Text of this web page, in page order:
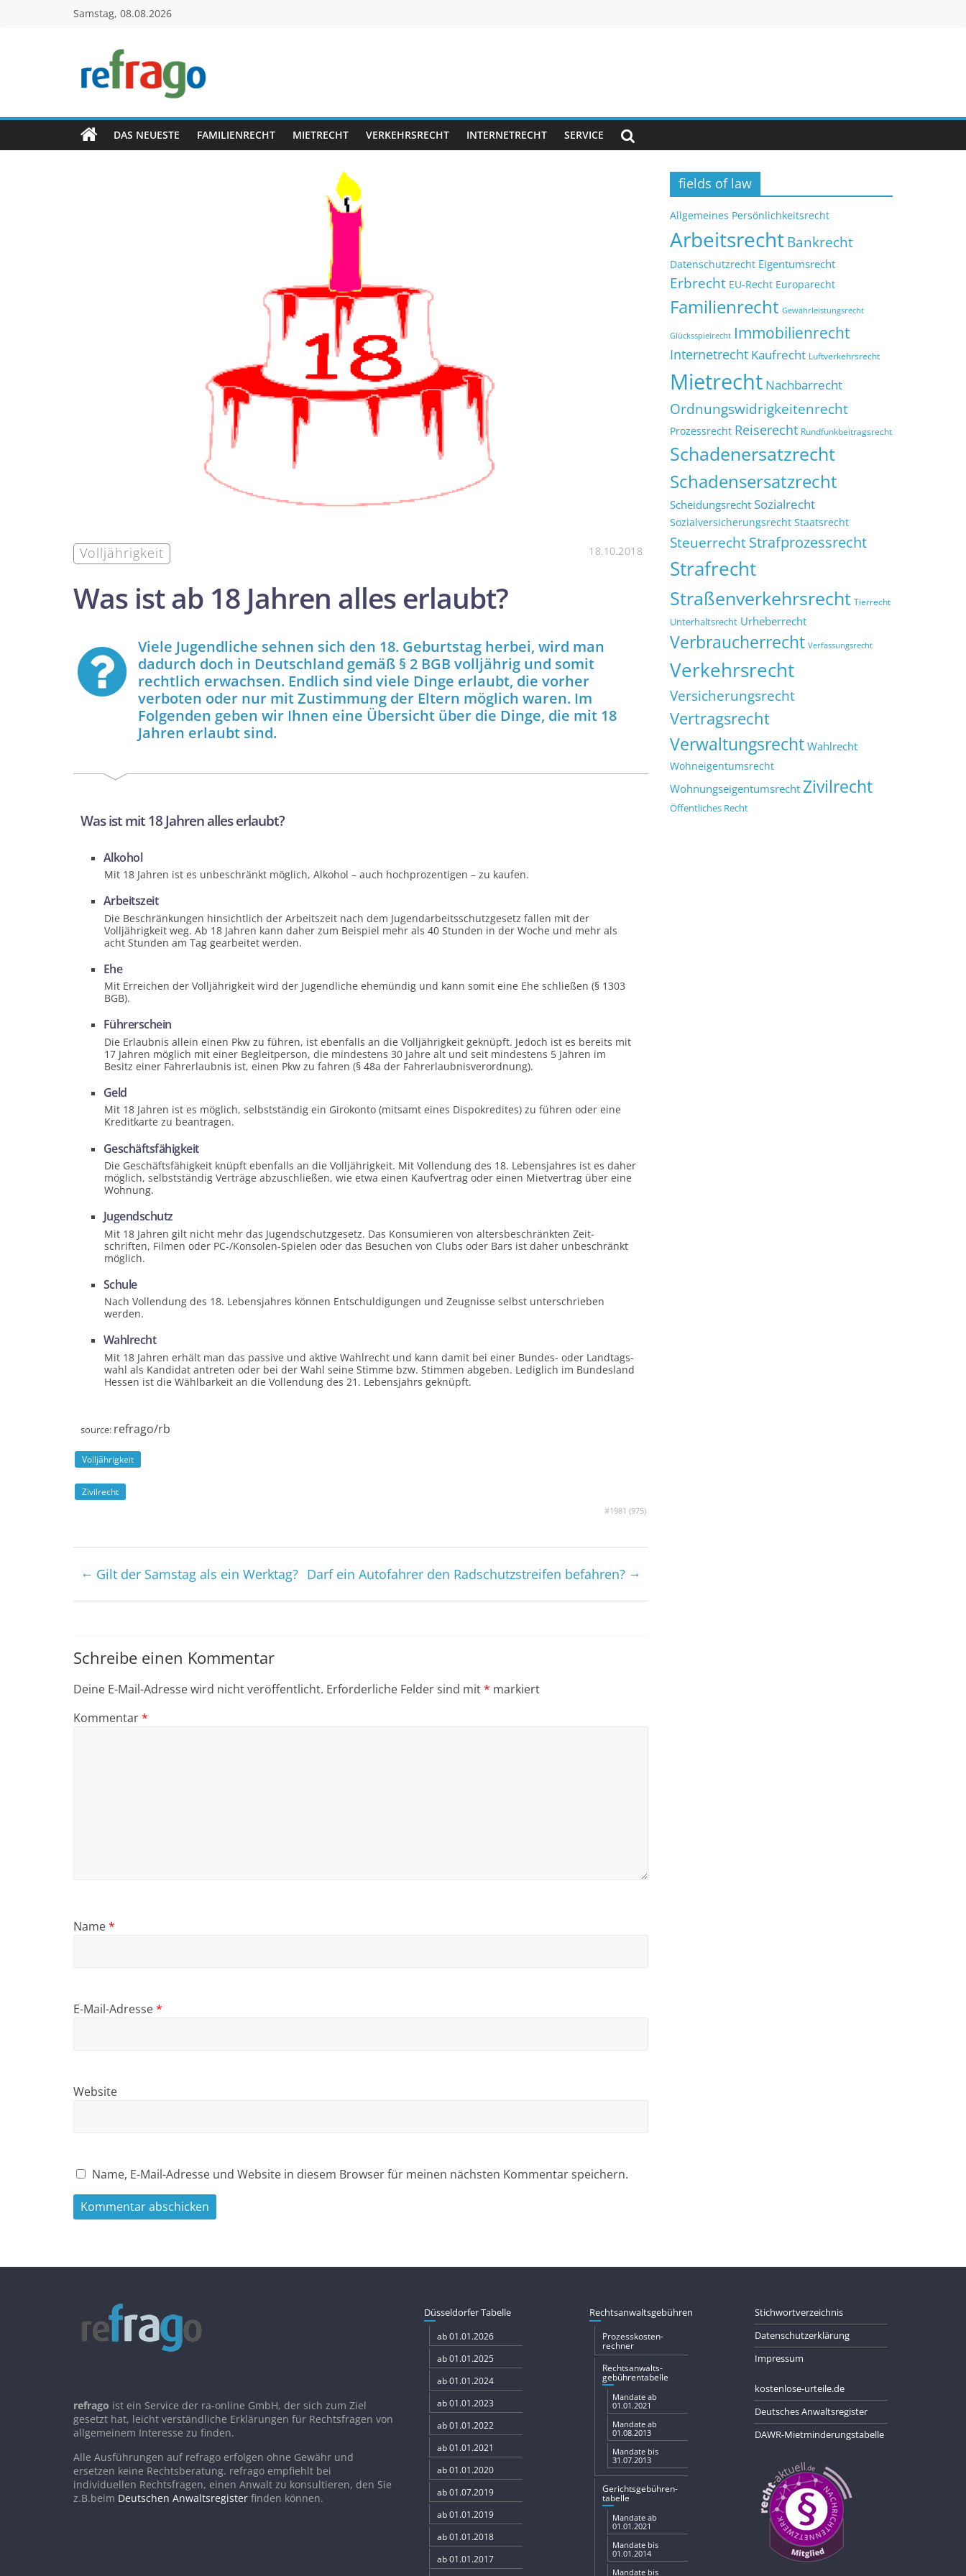
Samstag, 08.08.2026
refrago
Rechtsfragen
online
verständlich
DAS NEUESTE FAMILIENRECHT MIETRECHT VERKEHRSRECHT INTERNETRECHT SERVICE
Volljährigkeit 18.10.2018
Was ist ab 18 Jahren alles erlaubt?
Viele Jugendliche sehnen sich den 18. Geburtstag herbei, wird man
dadurch doch in Deutschland gemäß § 2 BGB volljährig und somit
rechtlich erwachsen. Endlich sind viele Dinge erlaubt, die vorher
verboten oder nur mit Zustimmung der Eltern möglich waren. Im
Folgenden geben wir Ihnen eine Übersicht über die Dinge, die mit 18
Jahren erlaubt sind.
Was ist mit 18 Jahren alles erlaubt?
Alkohol
Mit 18 Jahren ist es unbeschränkt möglich, Alkohol – auch hoch­prozentigen – zu kaufen.
Arbeitszeit
Die Beschränkungen hinsichtlich der Arbeitszeit nach dem Jugend­arbeits­schutz­gesetz fallen mit der
Volljährigkeit weg. Ab 18 Jahren kann daher zum Beispiel mehr als 40 Stunden in der Woche und mehr als
acht Stunden am Tag gearbeitet werden.
Ehe
Mit Erreichen der Volljährigkeit wird der Jugendliche ehemündig und kann somit eine Ehe schließen (§ 1303
BGB).
Führer­schein
Die Erlaubnis allein einen Pkw zu führen, ist ebenfalls an die Volljährigkeit geknüpft. Jedoch ist es bereits mit
17 Jahren möglich mit einer Begleit­person, die mindestens 30 Jahre alt und seit mindestens 5 Jahren im
Besitz einer Fahrerlaubnis ist, einen Pkw zu fahren (§ 48a der Fahr­erlaubnis­verordnung).
Geld
Mit 18 Jahren ist es möglich, selbst­ständig ein Girokonto (mitsamt eines Dispo­kredites) zu führen oder eine
Kreditkarte zu beantragen.
Geschäfts­fähigkeit
Die Geschäfts­fähigkeit knüpft ebenfalls an die Volljährigkeit. Mit Vollendung des 18. Lebens­jahres ist es daher
möglich, selbst­ständig Verträge abzuschließen, wie etwa einen Kaufvertrag oder einen Mietvertrag über eine
Wohnung.
Jugend­schutz
Mit 18 Jahren gilt nicht mehr das Jugend­schutz­gesetz. Das Konsumieren von alters­be­schränkten Zeit­
schriften, Filmen oder PC-/Konsolen-Spielen oder das Besuchen von Clubs oder Bars ist daher unbeschränkt
möglich.
Schule
Nach Vollendung des 18. Lebens­jahres können Ent­schuldi­gungen und Zeugnisse selbst unter­schrieben
werden.
Wahlrecht
Mit 18 Jahren erhält man das passive und aktive Wahlrecht und kann damit bei einer Bundes- oder Landtags­
wahl als Kandidat antreten oder bei der Wahl seine Stimme bzw. Stimmen abgeben. Lediglich im Bundesland
Hessen ist die Wähl­barkeit an die Vollendung des 21. Lebensjahrs geknüpft.
source: refrago/rb
Volljährigkeit
Zivilrecht
#1981 (975)
← Gilt der Samstag als ein Werktag? Darf ein Autofahrer den Rad­schutz­streifen befahren? →
Schreibe einen Kommentar
Deine E-Mail-Adresse wird nicht veröffentlicht. Erforderliche Felder sind mit* markiert
Kommentar*
Name*
E-Mail-Adresse*
Website
Name, E-Mail-Adresse und Website in diesem Browser für meinen nächsten Kommentar speichern.
fields of law
Allgemeines Persönlichkeitsrecht
ArbeitsrechtBankrecht
Datenschutzrecht Eigentumsrecht
Erbrecht EU-Recht Europarecht
Familienrecht Gewährleistungsrecht
Glücksspielrecht Immobilienrecht
Internetrecht Kaufrecht Luftverkehrsrecht
Mietrecht Nachbarrecht
Ordnungswidrigkeitenrecht
Prozessrecht Reiserecht Rundfunkbeitragsrecht
Schadenersatzrecht
Schadensersatzrecht
ScheidungsrechtSozialrecht
Sozialversicherungsrecht Staatsrecht
SteuerrechtStrafprozessrecht
Strafrecht
Straßenverkehrsrecht Tierrecht
Unterhaltsrecht Urheberrecht
Verbraucherrecht Verfassungsrecht
Verkehrsrecht
Versicherungsrecht
Vertragsrecht
VerwaltungsrechtWahlrecht
Wohneigentumsrecht
Wohnungseigentumsrecht Zivilrecht
Öffentliches Recht
refrago ist ein Service der ra-online GmbH, der sich zum Ziel
gesetzt hat, leicht verständliche Erklärungen für Rechtsfragen von
allgemeinem Interesse zu finden.
Alle Ausführungen auf refrago erfolgen ohne Gewähr und
ersetzen keine Rechtsberatung. refrago empfiehlt bei
individuellen Rechtsfragen, einen Anwalt zu konsultieren, den Sie
z.B.beim Deutschen Anwaltsregister finden können.
Düsseldorfer Tabelle
ab 01.01.2026
ab 01.01.2025
ab 01.01.2024
ab 01.01.2023
ab 01.01.2022
ab 01.01.2021
ab 01.01.2020
ab 01.07.2019
ab 01.01.2019
ab 01.01.2018
ab 01.01.2017
Rechtsanwaltsgebühren
Prozesskosten­
rechner
Rechtsanwalts­
gebühren­tabelle
Mandate ab
01.01.2021
Mandate ab
01.08.2013
Mandate bis
31.07.2013
Gerichts­gebühren­
tabelle
Mandate ab
01.01.2021
Mandate bis
01.01.2014
Mandate bis
Stichwortverzeichnis
Datenschutzerklärung
Impressum
kostenlose-urteile.de
Deutsches Anwaltsregister
DAWR-Mietminderungstabelle